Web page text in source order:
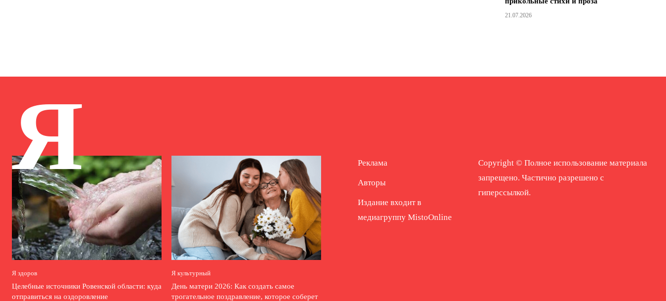
21.07.2026
Я
Я здоров
Целебные источники Ровенской области: куда
отправиться на оздоровление
Я культурный
День матери 2026: Как создать самое
трогательное поздравление, которое соберет
Реклама
Авторы
Издание входит в
медиагруппу MistoOnline
Copyright © Полное использование материала
запрещено. Частично разрешено с
гиперссылкой.